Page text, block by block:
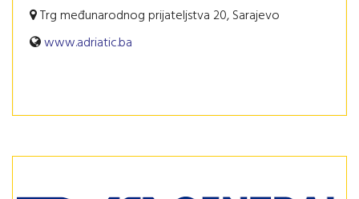
Trg međunarodnog prijateljstva 20, Sarajevo
www.adriatic.ba